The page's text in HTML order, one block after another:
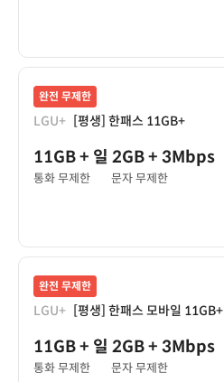
완전 무제한
LGU+ [평생] 한패스 11GB+
11GB+ 일 2GB+ 3Mbps
통화 무제한 문자 무제한
완전 무제한
LGU+ [평생] 한패스 모바일 11GB+
11GB+ 일 2GB+ 3Mbps
통화 무제한 문자 무제한